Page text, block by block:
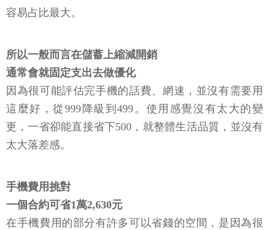
容易占比最大。
所以一般而言在儲蓄上縮減開銷
通常會就固定支出去做優化
因為很可能評估完手機的話費、網速，並沒有需要用
這麼好，從999降級到499。使用感覺沒有太大的變
更，一省卻能直接省下500，就整體生活品質，並沒有
太大落差感。
手機費用挑對
一個合約可省1萬2,630元
在手機費用的部分有許多可以省錢的空間，是因為很